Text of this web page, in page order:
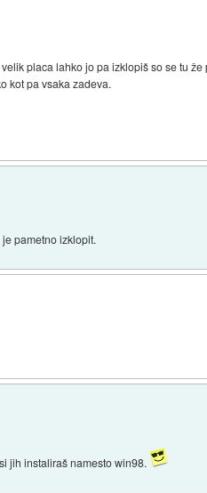
placa lahko jo pa izklopiš so se tu že
kot pa vsaka zadeva.
pametno izklopit.
jih instaliraš namesto win98.